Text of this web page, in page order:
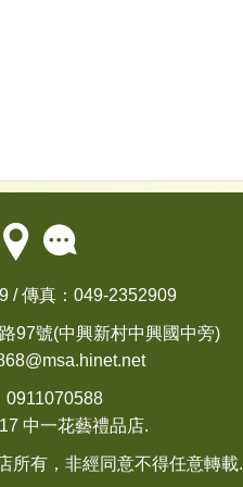
/ 傳真：049-2352909
97號(中興新村中興國中旁)
0911070588
中一花藝禮品店.
所有，非經同意不得任意轉載.